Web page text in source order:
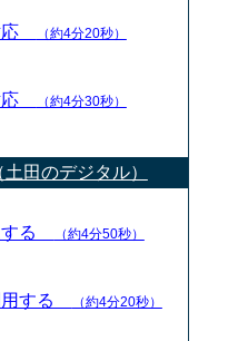
応 （約4分20秒）
応 （約4分30秒）
田のデジタル）
する （約4分50秒）
用する （約4分20秒）